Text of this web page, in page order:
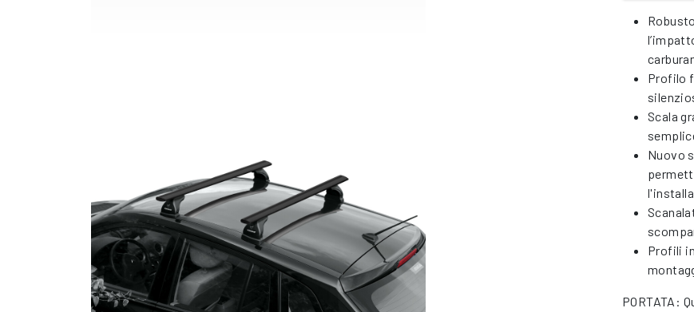
Profilo
Scala
Nuovo
Profili
PORTATA: